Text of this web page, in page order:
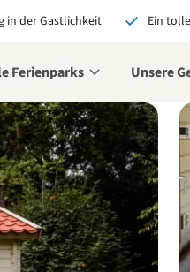
in der Gastlichkeit Ein
Ferienparks Unsere